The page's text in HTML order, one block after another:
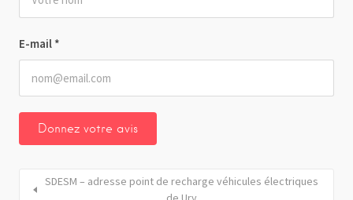
E-mail *
SDESM – adresse point de recharge véhicules électriques